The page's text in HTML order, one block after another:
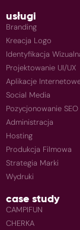
usługi
Branding
Kreacja Logo
Identyfikacja
Projektowanie UI/UX
Aplikacje
Social Media
Pozycjonowanie SEO
Administracja
Hosting
Produkcja Filmowa
Strategia Marki
Wydruki
case study
CAMPIFUN
CHERKA